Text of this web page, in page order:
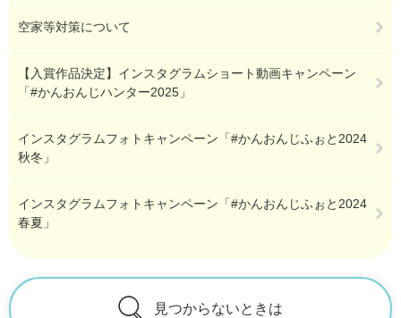
空家等対策について
【入賞作品決定】インスタグラムショート動画キャンペーン
「#かんおんじハンター2025」
インスタグラムフォトキャンペーン「#かんおんじふぉと2024
秋冬」
インスタグラムフォトキャンペーン「#かんおんじふぉと2024
春夏」
見つからないときは